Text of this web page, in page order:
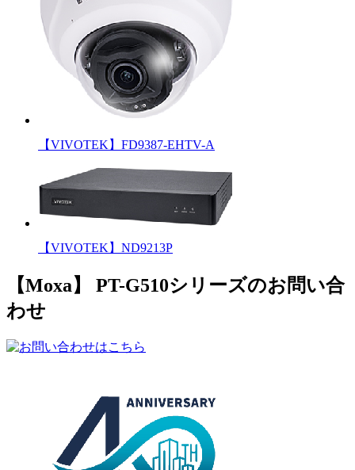
【VIVOTEK】FD9387-EHTV-A
【VIVOTEK】ND9213P
【Moxa】 PT-G510シリーズのお問い合
わせ